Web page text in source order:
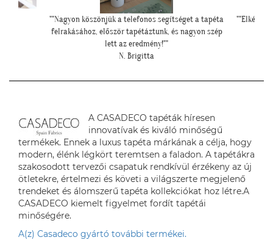
""Elkészült a szoba, nagyon szépen lett. Köszönjük""
E. Réka
"Ilyen
A CASADECO tapéták híresen
innovatívak és kiváló minőségű
termékek. Ennek a luxus tapéta márkának a célja, hogy
modern, élénk légkört teremtsen a faladon. A tapétákra
szakosodott tervezői csapatuk rendkívül érzékeny az új
ötletekre, értelmezi és követi a világszerte megjelenő
trendeket és álomszerű tapéta kollekciókat hoz létre.A
CASADECO kiemelt figyelmet fordít tapétái
minőségére.
A(z) Casadeco gyártó további termékei.